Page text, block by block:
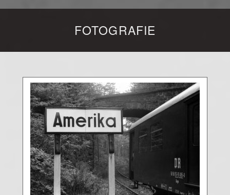
FOTOGRAFIE